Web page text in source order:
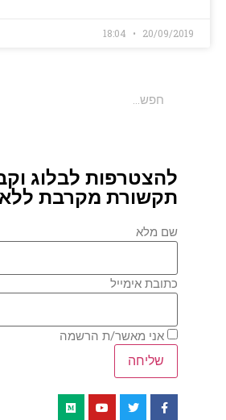
20/09/2019
להצטרפות לבלוג
תקשורת מקרבת
שם מלא
כתובת אימייל
אני מאשר/ת הרשמה